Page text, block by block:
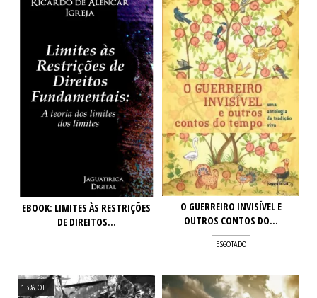
EBOOK: LIMITES ÀS RESTRIÇÕES
DE DIREITOS...
O GUERREIRO INVISÍVEL E
OUTROS CONTOS DO...
ESGOTADO
13% OFF